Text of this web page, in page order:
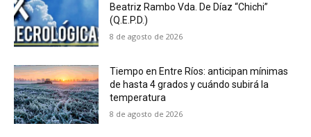
Beatriz Rambo Vda. De Díaz “Chichi”
(Q.E.P.D.)
8 de agosto de 2026
Tiempo en Entre Ríos: anticipan mínimas
de hasta 4 grados y cuándo subirá la
temperatura
8 de agosto de 2026